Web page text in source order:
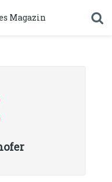
Magazin